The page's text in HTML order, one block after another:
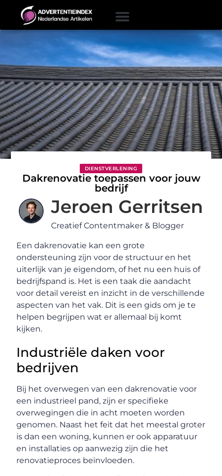
DIENSTVERLENING
Dakrenovatie toepassen voor jouw
bedrijf
Jeroen Gerritsen
Creatief Contentmaker & Blogger
Een dakrenovatie kan een grote
ondersteuning zijn voor de structuur en het
uiterlijk van je eigendom, of het nu een huis of
bedrijfspand is. Het is een taak die aandacht
voor detail vereist en inzicht in de verschillende
aspecten van het vak. Dit is een gids om je te
helpen begrijpen wat er allemaal bij komt
kijken.
Industriële daken voor
bedrijven
Bij het overwegen van een dakrenovatie voor
een industrieel pand, zijn er specifieke
overwegingen die in acht moeten worden
genomen. Naast het feit dat het meestal groter
is dan een woning, kunnen er ook apparatuur
en installaties op aanwezig zijn die het
renovatieproces beïnvloeden.